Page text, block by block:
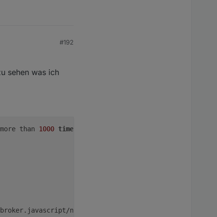
#192
sehen was ich
more than
1000 times
node_modules/node-schedule/lib/